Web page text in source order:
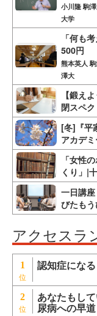
小川隆 駒
大学
「何も
500円
熊本英人
澤大
【鍛え
閉スペク
[冬]『平
アカデ
「女性
くり」|
一日講
びたも
アクセスラ
1 認知症にな
2 あなたもし
尿病への早